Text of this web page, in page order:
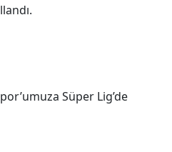
Süper Lig’de